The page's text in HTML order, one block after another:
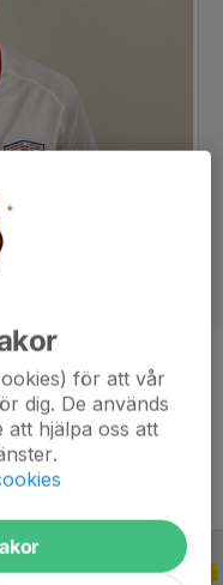
för att vår
dig. De används
hjälpa oss att